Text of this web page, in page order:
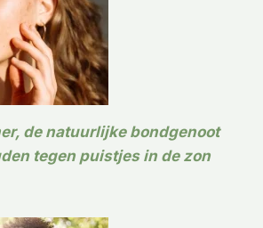
de natuurlijke bondgenoot
tegen puistjes in de zon